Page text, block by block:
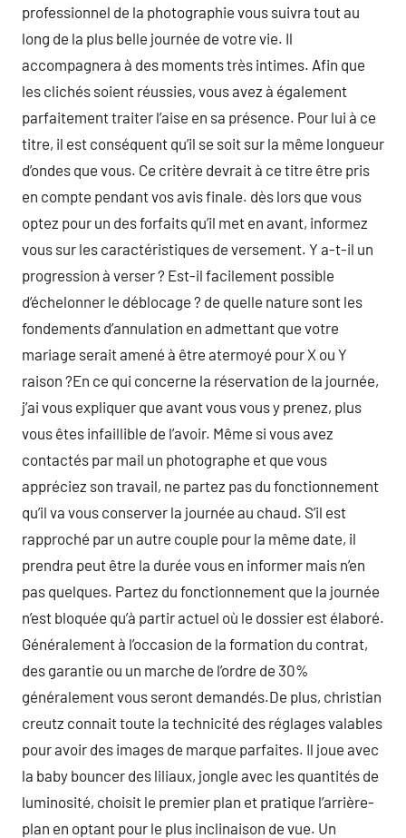
professionnel de la photographie vous suivra tout au
long de la plus belle journée de votre vie. Il
accompagnera à des moments très intimes. Afin que
les clichés soient réussies, vous avez à également
parfaitement traiter l’aise en sa présence. Pour lui à ce
titre, il est conséquent qu’il se soit sur la même longueur
d’ondes que vous. Ce critère devrait à ce titre être pris
en compte pendant vos avis finale. dès lors que vous
optez pour un des forfaits qu’il met en avant, informez
vous sur les caractéristiques de versement. Y a-t-il un
progression à verser ? Est-il facilement possible
d’échelonner le déblocage ? de quelle nature sont les
fondements d’annulation en admettant que votre
mariage serait amené à être atermoyé pour X ou Y
raison ?En ce qui concerne la réservation de la journée,
j’ai vous expliquer que avant vous vous y prenez, plus
vous êtes infaillible de l’avoir. Même si vous avez
contactés par mail un photographe et que vous
appréciez son travail, ne partez pas du fonctionnement
qu’il va vous conserver la journée au chaud. S’il est
rapproché par un autre couple pour la même date, il
prendra peut être la durée vous en informer mais n’en
pas quelques. Partez du fonctionnement que la journée
n’est bloquée qu’à partir actuel où le dossier est élaboré.
Généralement à l’occasion de la formation du contrat,
des garantie ou un marche de l’ordre de 30%
généralement vous seront demandés.De plus, christian
creutz connait toute la technicité des réglages valables
pour avoir des images de marque parfaites. Il joue avec
la baby bouncer des liliaux, jongle avec les quantités de
luminosité, choisit le premier plan et pratique l’arrière-
plan en optant pour le plus inclinaison de vue. Un